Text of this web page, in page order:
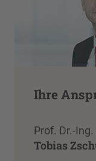
Ihre
Prof. Dr.-Ing.
Tobias